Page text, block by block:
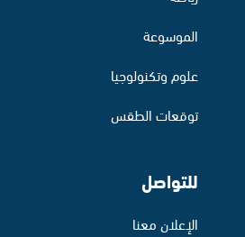
الموسوعة
علوم وتكنولوجيا
توقعات الطقس
للتواصل
الإعلان معنا